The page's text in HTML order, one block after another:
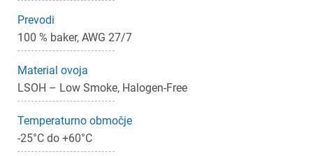
Prevodi
100 % baker, AWG 27/7
Material ovoja
LSOH – Low Smoke, Halogen-Free
Temperaturno območje
-25°C do +60°C
Prekliči